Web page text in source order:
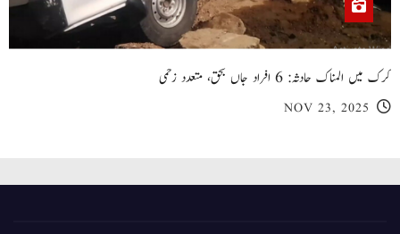
کرک میں المناک حادثہ: 6 افراد جاں بحق، متعدد زخمی
NOV 23, 2025